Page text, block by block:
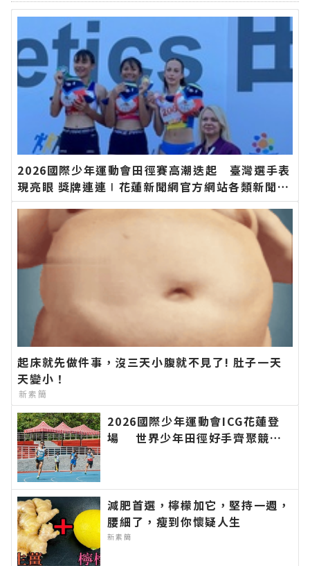
2026國際少年運動會田徑賽高潮迭起 臺灣選手表
現亮眼 獎牌連連∣花蓮新聞網官方網站各類新聞－
最快速的今日新聞報導 最新的在地資訊！
起床就先做件事，沒三天小腹就不見了! 肚子一天
天變小！
新素簡
2026國際少年運動會ICG花蓮登
場 世界少年田徑好手齊聚競
快速的今日新聞報導 最新的在地
資訊！
減肥首選，檸檬加它，堅持一週，
腰細了，瘦到你懷疑人生
新素簡